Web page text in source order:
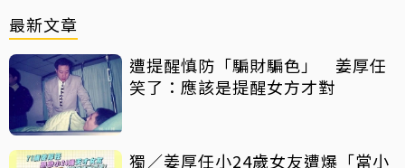
最新文章
遭提醒慎防「騙財騙色」 姜厚任
笑了：應該是提醒女方才對
獨／姜厚任小24歲女友遭爆「當小